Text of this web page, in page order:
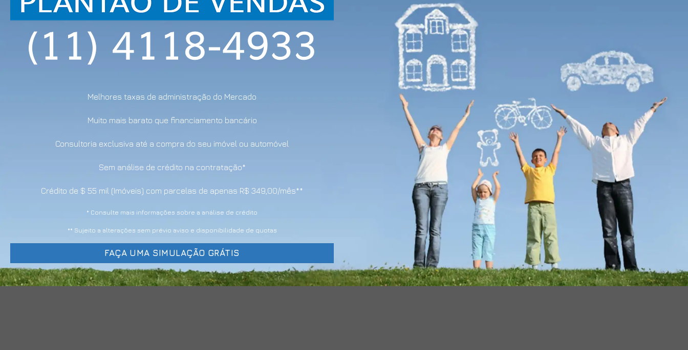
Melhores taxas de administração do Mercado
Muito mais barato que financiamento bancário
Consultoria exclusiva até a compra do seu imóvel ou automóvel
Sem análise de crédito na contratação*
Crédito de $ 55 mil (Imóveis) com parcelas de apenas R$ 349,00/mês**
* Consulte mais informações sobre a análise de crédito
** Sujeito a alterações sem prévio aviso e disponibilidade de quotas
FAÇA UMA SIMULAÇÃO GRÁTIS